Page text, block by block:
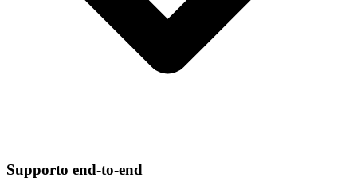
Supporto end-to-end